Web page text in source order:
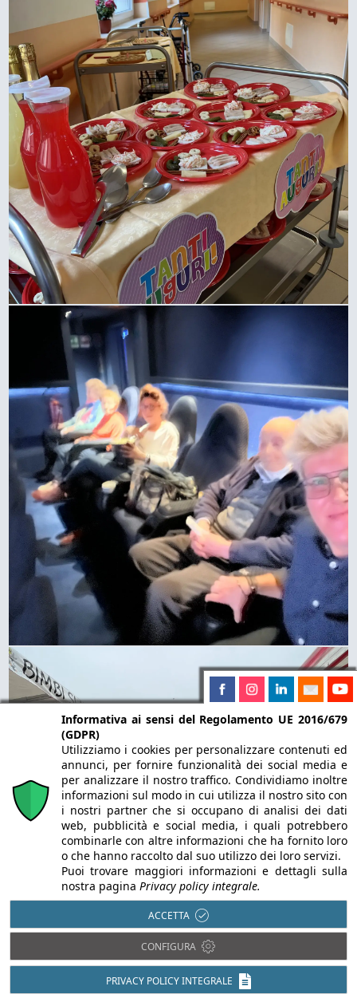
IL TUO 5x1000
Scopri come
Informativa ai sensi del Regolamento UE 2016/679
(GDPR)
Utilizziamo i cookies per personalizzare contenuti ed
annunci, per fornire funzionalità dei social media e
per analizzare il nostro traffico. Condividiamo inoltre
informazioni sul modo in cui utilizza il nostro sito con
i nostri partner che si occupano di analisi dei dati
web, pubblicità e social media, i quali potrebbero
combinarle con altre informazioni che ha fornito loro
o che hanno raccolto dal suo utilizzo dei loro servizi.
Puoi trovare maggiori informazioni e dettagli sulla
nostra pagina Privacy policy integrale.
ACCETTA
CONFIGURA
PRIVACY POLICY INTEGRALE